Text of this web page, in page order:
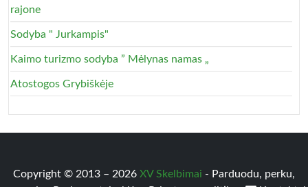
rajone
Sodyba " Jurkampis"
Kaimo turizmo sodyba ” Mėlynas namas „
Atostogos Grybiškėje
Copyright © 2013 – 2026 XV Skelbimai - Parduodu, perku,